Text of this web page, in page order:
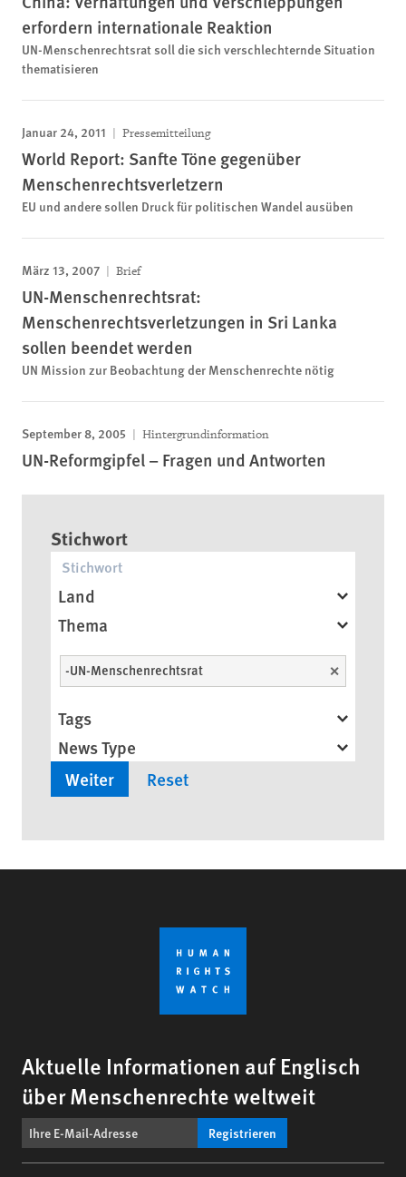
erfordern internationale Reaktion
UN-Menschenrechtsrat soll die sich verschlechternde Situation
thematisieren
Januar 24, 2011 Pressemitteilung
World Report: Sanfte Töne gegenüber
Menschenrechtsverletzern
EU und andere sollen Druck für politischen Wandel ausüben
März 13, 2007 Brief
UN-Menschenrechtsrat:
Menschenrechtsverletzungen in Sri Lanka
sollen beendet werden
UN Mission zur Beobachtung der Menschenrechte nötig
September 8, 2005 Hintergrundinformation
UN-Reformgipfel – Fragen und Antworten
Stichwort
Land
Thema
-UN-Menschenrechtsrat Unselect
Tags
News Type
Aktuelle Informationen auf Englisch
über Menschenrechte weltweit
Registrieren